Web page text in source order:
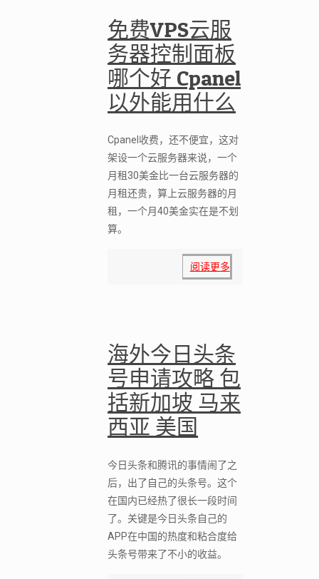
免费VPS云服
务器控制面板
哪个好 Cpanel
以外能用什么
Cpanel收费，还不便宜，这对
架设一个云服务器来说，一个
月租30美金比一台云服务器的
月租还贵，算上云服务器的月
租，一个月40美金实在是不划
算。
阅读更多
海外今日头条
号申请攻略 包
括新加坡 马来
西亚 美国
今日头条和腾讯的事情闹了之
后，出了自己的头条号。这个
在国内已经热了很长一段时间
了。关键是今日头条自己的
APP在中国的热度和粘合度给
头条号带来了不小的收益。